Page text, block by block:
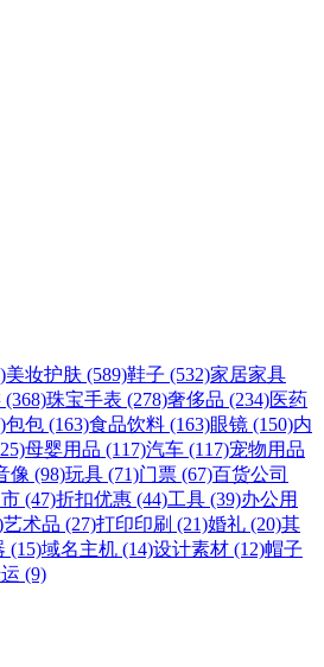
美妆护肤 (589)鞋子 (532)家居家具
(368)珠宝手表 (278)奢侈品 (234)医药
包包 (163)食品饮料 (163)眼镜 (150)内
母婴用品 (117)汽车 (117)宠物用品
像 (98)玩具 (71)门票 (67)百货公司
(47)折扣优惠 (44)工具 (39)办公用
艺术品 (27)打印印刷 (21)婚礼 (20)其
(15)域名主机 (14)设计素材 (12)帽子
(9)